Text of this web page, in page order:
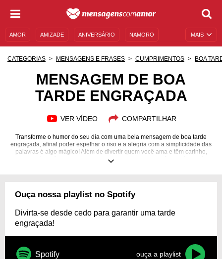
MAIS
AMOR AMIZADE ANIVERSÁRIO NAMORO
MENSAGENS E FRASES MENSAGENS DE ANIVERSÁRIO
CATEGORIAS MENSAGENS E FRASES CUMPRIMENTOS BOA
MENSAGEM DE BOA
TARDE ENGRAÇADA
VER VÍDEO COMPARTILHAR
Transforme o humor do seu dia com uma bela mensagem de boa tarde
engraçada, afinal poder espelhar o riso e a alegria com a simplicidade das
palavras é algo mágico! Além de divertir quem você ama e têm carinho,
sua família, cônjuge, amigos, colegas de trabalho, você também será
Ouça nossa playlist no Spotify
Divirta-se desde cedo para garantir uma tarde
engraçada!
Spotify ouça a playlist